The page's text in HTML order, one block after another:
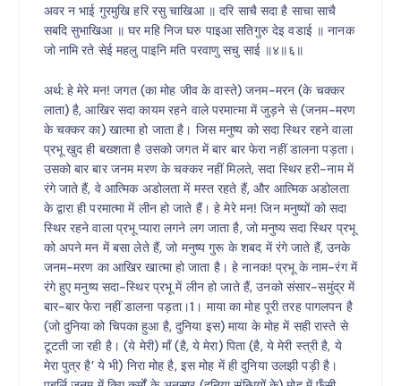
अवर न भाई गुरमुखि हरि रसु चाखिआ ॥ दरि साचै सदा है साचा साचै
सबदि सुभाखिआ ॥ घर महि निज घरु पाइआ सतिगुरु देइ वडाई ॥ नानक
जो नामि रते सेई महलु पाइनि मति परवाणु सचु साई ॥४॥६॥
अर्थ: हे मेरे मन! जगत (का मोह जीव के वास्ते) जनम-मरन (के चक्कर
लाता) है, आखिर सदा कायम रहने वाले परमात्मा में जुड़ने से (जनम-मरण
के चक्कर का) खात्मा हो जाता है। जिस मनुष्य को सदा स्थिर रहने वाला
प्रभू खुद ही बख्शता है उसको जगत में बार बार फेरा नहीं डालना पड़ता।
उसको बार बार जनम मरण के चक्कर नहीं मिलते, सदा स्थिर हरी-नाम में
रंगे जाते हैं, वे आत्मिक अडोलता में मस्त रहते हैं, और आत्मिक अडोलता
के द्वारा ही परमात्मा में लीन हो जाते हैं। हे मेरे मन! जिन मनुष्यों को सदा
स्थिर रहने वाला प्रभू प्यारा लगने लग जाता है, जो मनुष्य सदा स्थिर प्रभू
को अपने मन में बसा लेते हैं, जो मनुष्य गुरू के शबद में रंगे जाते हैं, उनके
जनम-मरण का आखिर खात्मा हो जाता है। हे नानक! प्रभू के नाम-रंग में
रंगे हुए मनुष्य सदा-स्थिर प्रभू में लीन हो जाते हैं, उनको संसार-समुंद्र में
बार-बार फेरा नहीं डालना पड़ता।1। माया का मोह पूरी तरह पागलपन है
(जो दुनिया को चिपका हुआ है, दुनिया इस) माया के मोह में सही रास्ते से
टूटती जा रही है। (ये मेरी) माँ (है, ये मेरा) पिता (है, ये मेरी स्त्री है, ये
मेरा पुत्र है’ ये भी) निरा मोह है, इस मोह में ही दुनिया उलझी पड़ी है।